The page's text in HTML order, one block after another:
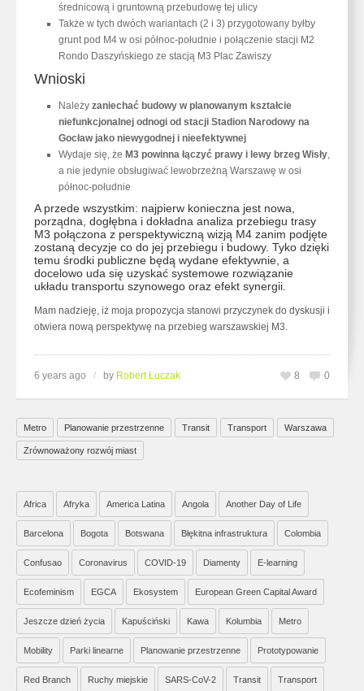
średnicową i gruntowną przebudowę tej ulicy
Także w tych dwóch wariantach (2 i 3) przygotowany byłby
grunt pod M4 w osi północ-południe i połączenie stacji M2
Rondo Daszyńskiego ze stacją M3 Plac Zawiszy
Wnioski
Należy zaniechać budowy w planowanym kształcie
niefunkcjonalnej odnogi od stacji Stadion Narodowy na
Gocław jako niewygodnej i nieefektywnej
Wydaje się, że M3 powinna łączyć prawy i lewy brzeg Wisły,
a nie jedynie obsługiwać lewobrzeżną Warszawę w osi
północ-południe
A przede wszystkim: najpierw konieczna jest nowa,
porządna, dogłębna i dokładna analiza przebiegu trasy
M3 połączona z perspektywiczną wizją M4 zanim podjęte
zostaną decyzje co do jej przebiegu i budowy. Tyko dzięki
temu środki publiczne będą wydane efektywnie, a
docelowo uda się uzyskać systemowe rozwiązanie
układu transportu szynowego oraz efekt synergii.
Mam nadzieję, iż moja propozycja stanowi przyczynek do dyskusji i
otwiera nową perspektywę na przebieg warszawskiej M3.
6 years ago / by Robert Łuczak 0
8
Metro Planowanie przestrzenne Transit Transport Warszawa
Zrównoważony rozwój miast
Africa Afryka America Latina Angola Another Day of Life
Barcelona Bogota Botswana Błękitna infrastruktura Colombia
Confusao Coronavirus COVID-19 Diamenty E-learning
Ecofeminism EGCA Ekosystem European Green Capital Award
Jeszcze dzień życia Kapuściński Kawa Kolumbia Metro
Mobility Parki linearne Planowanie przestrzenne Prototypowanie
Red Branch Ruchy miejskie SARS-CoV-2 Transit Transport